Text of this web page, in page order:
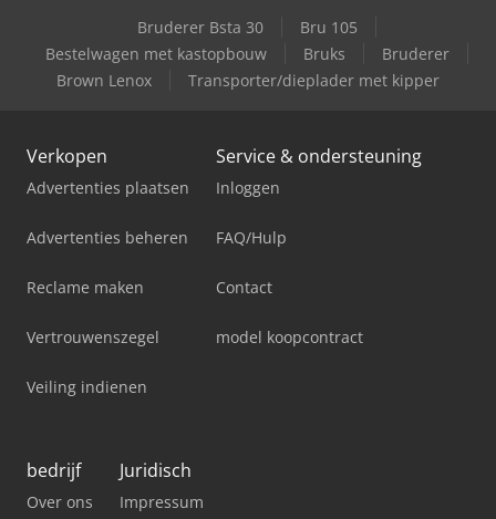
Bruderer Bsta 30
Bru 105
Bestelwagen met kastopbouw
Bruks
Bruderer
Brown Lenox
Transporter/dieplader met kipper
Verkopen
Advertenties plaatsen
Advertenties beheren
Reclame maken
Vertrouwenszegel
Veiling indienen
Service & ondersteuning
Inloggen
FAQ/Hulp
Contact
model koopcontract
bedrijf
Over ons
Juridisch
Impressum